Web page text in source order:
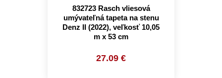
832723 Rasch vliesová
umývateľná tapeta na stenu
Denz II (2022), veľkosť 10,05
m x 53 cm
27.09 €